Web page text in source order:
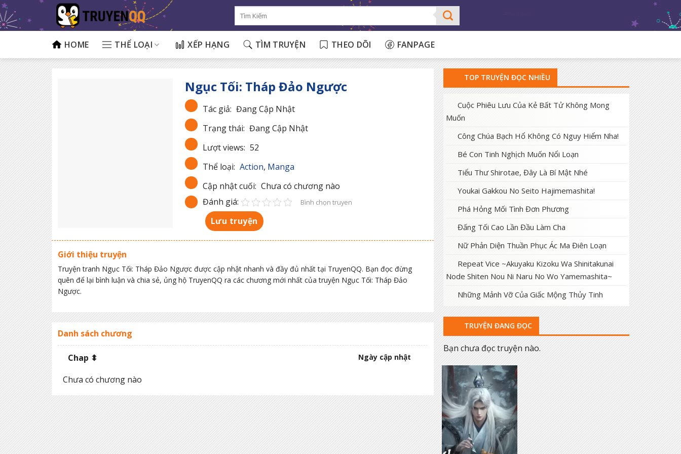
Bỏ
qua
nội
HOME THỂ LOẠI XẾP HẠNG TÌM TRUYỆN THEO DÕI FANPAGE
Ngục Tối: Tháp Đảo Ngược
Tác giả: Đang Cập Nhật
Trạng thái: Đang Cập Nhật
Lượt views: 52
Thể loại: Action, Manga
Cập nhật cuối: Chưa có chương nào
Đánh giá:
Bình chọn truyen
Lưu truyện
Giới thiệu truyện
Truyện tranh Ngục Tối: Tháp Đảo Ngược được cập nhật nhanh và đầy đủ nhất tại TruyenQQ. Bạn đọc đừng
quên để lại bình luận và chia sẻ, ủng hộ TruyenQQ ra các chương mới nhất của truyện Ngục Tối: Tháp Đảo
Ngược.
Danh sách chương
Chap ⬍ Ngày cập nhật
Chưa có chương nào
TOP TRUYỆN ĐỌC NHIỀU
Cuộc Phiêu Lưu Của Kẻ Bất Tử Không Mong
Muốn
Công Chúa Bạch Hổ Không Có Nguy Hiểm Nha!
Bé Con Tinh Nghịch Muốn Nổi Loạn
Tiểu Thư Shirotae, Đây Là Bí Mật Nhé
Youkai Gakkou No Seito Hajimemashita!
Phá Hỏng Mối Tình Đơn Phương
Đấng Tối Cao Lần Đầu Làm Cha
Nữ Phản Diện Thuần Phục Ác Ma Điên Loạn
Repeat Vice ~Akuyaku Kizoku Wa Shinitakunai
Node Shiten Nou Ni Naru No Wo Yamemashita~
Những Mảnh Vỡ Của Giấc Mộng Thủy Tinh
TRUYỆN ĐANG ĐỌC
Bạn chưa đọc truyện nào.